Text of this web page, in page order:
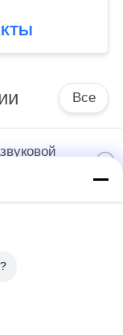
дисплеем
Все